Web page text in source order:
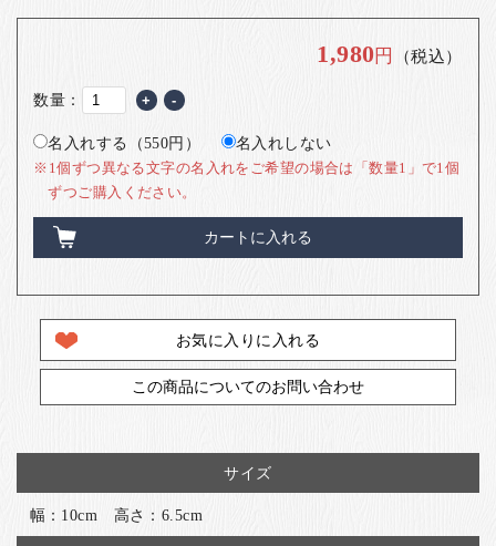
1,980円 （税込）
数量： + -
名入れする（550円） 名入れしない
※1個ずつ異なる文字の名入れをご希望の場合は「数量1」で1個
ずつご購入ください。
カートに入れる
お気に入りに入れる
この商品についてのお問い合わせ
サイズ
幅：10cm 高さ：6.5cm